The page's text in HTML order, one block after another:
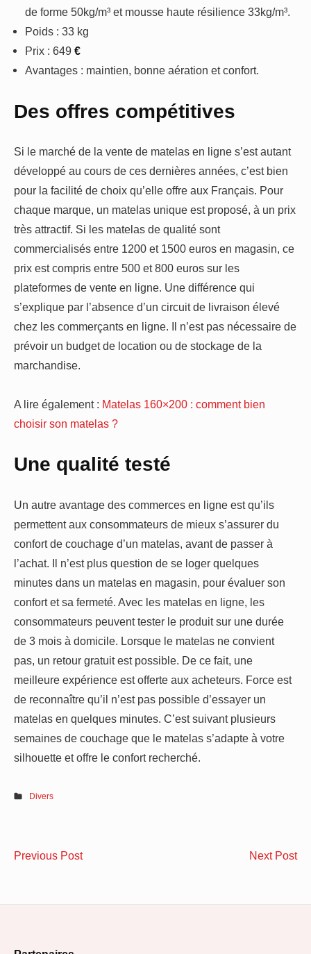
de forme 50kg/m³ et mousse haute résilience 33kg/m³.
Poids : 33 kg
Prix : 649€
Avantages : maintien, bonne aération et confort.
Des offres compétitives
Si le marché de la vente de matelas en ligne s’est autant
développé au cours de ces dernières années, c’est bien
pour la facilité de choix qu’elle offre aux Français. Pour
chaque marque, un matelas unique est proposé, à un prix
très attractif. Si les matelas de qualité sont
commercialisés entre 1200 et 1500 euros en magasin, ce
prix est compris entre 500 et 800 euros sur les
plateformes de vente en ligne. Une différence qui
s’explique par l’absence d’un circuit de livraison élevé
chez les commerçants en ligne. Il n’est pas nécessaire de
prévoir un budget de location ou de stockage de la
marchandise.
A lire également : Matelas 160×200 : comment bien
choisir son matelas ?
Une qualité testé
Un autre avantage des commerces en ligne est qu’ils
permettent aux consommateurs de mieux s’assurer du
confort de couchage d’un matelas, avant de passer à
l’achat. Il n’est plus question de se loger quelques
minutes dans un matelas en magasin, pour évaluer son
confort et sa fermeté. Avec les matelas en ligne, les
consommateurs peuvent tester le produit sur une durée
de 3 mois à domicile. Lorsque le matelas ne convient
pas, un retour gratuit est possible. De ce fait, une
meilleure expérience est offerte aux acheteurs. Force est
de reconnaître qu’il n’est pas possible d’essayer un
matelas en quelques minutes. C’est suivant plusieurs
semaines de couchage que le matelas s’adapte à votre
silhouette et offre le confort recherché.
Divers
Navigation
Previous PostNettoyage
Next Post